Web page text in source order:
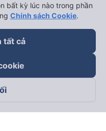
bất kỳ lúc nào trong phần
Chính sách Cookie.
tất cả